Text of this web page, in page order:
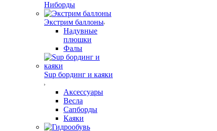
Ниборды
Экстрим баллоны
Надувные
плюшки
Фалы
Sup бординг и каяки
Аксессуары
Весла
Сапборды
Каяки